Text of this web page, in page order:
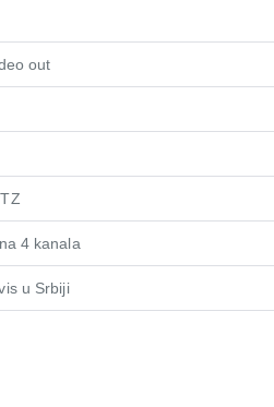
out
4 kanala
u Srbiji